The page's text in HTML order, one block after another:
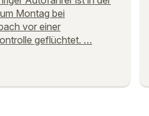
Montag bei
vor einer
geflüchtet. …